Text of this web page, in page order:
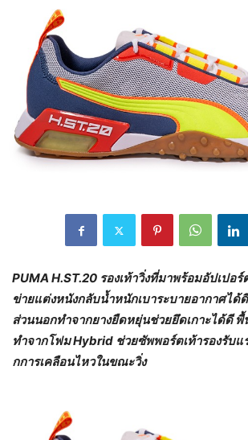
PUMA H.ST.20 รองเท้าวิ่งที่มาพร้อมอัปเปอ
ข่ายแต่งหนังกลับน้ำหนักเบาระบายอากาศได้ดี
ส่วนนอกทำจากยางยืดหยุ่นช่วยยึดเกาะได้ดี พื้
ทำจากโฟม Hybrid ช่วยซัพพอร์ตเท้ารองรับแ
กการเคลือนไหวในขณะวิ่ง